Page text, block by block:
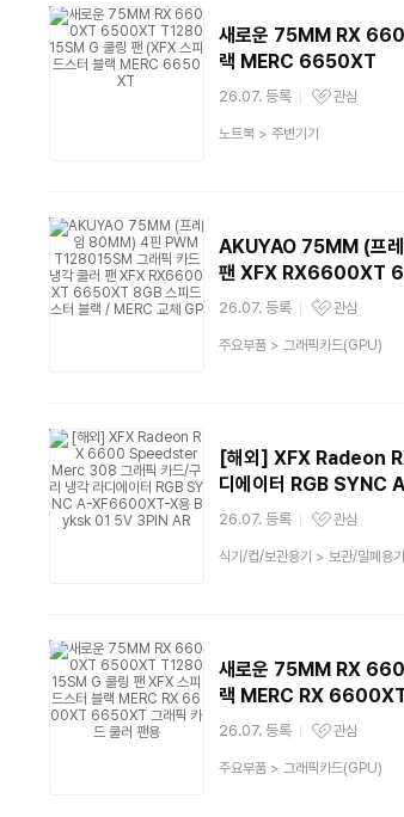
새로운 75MM RX
랙 MERC 6650XT
26.07. 등록
관심상품
관심
상
노트북> 주변기기
AKUYAO 75MM (프
팬 XFX RX6600XT
26.07. 등록
관심상품
관심
상
주요부품> 그래픽카드(GPU)
[해외] XFX Radeon
디에이터 RGB
26.07. 등록
관심상품
관심
상
식기/컵/보관용기 > 보관/밀폐용기
새로운 75MM RX
랙 MERC RX
26.07. 등록
관심상품
관심
상
주요부품> 그래픽카드(GPU)